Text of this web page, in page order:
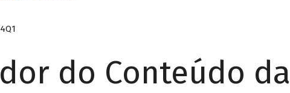
do Conteúdo da